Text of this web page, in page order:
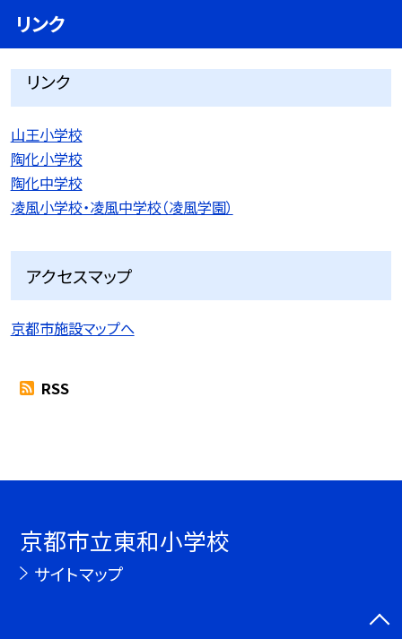
リンク
リンク
山王小学校
陶化小学校
陶化中学校
凌風小学校・凌風中学校（凌風学園）
アクセスマップ
京都市施設マップへ
RSS
京都市立東和小学校
サイトマップ